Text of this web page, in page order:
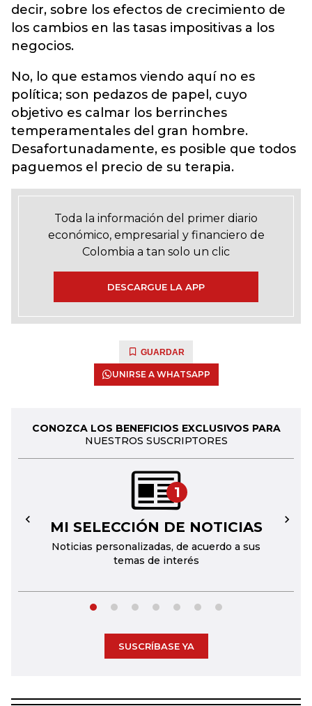
decir, sobre los efectos de crecimiento de
los cambios en las tasas impositivas a los
negocios.
No, lo que estamos viendo aquí no es
política; son pedazos de papel, cuyo
objetivo es calmar los berrinches
temperamentales del gran hombre.
Desafortunadamente, es posible que todos
paguemos el precio de su terapia.
Toda la información del primer diario
económico, empresarial y financiero de
Colombia a tan solo un clic
DESCARGUE LA APP
GUARDAR
UNIRSE A WHATSAPP
CONOZCA LOS BENEFICIOS EXCLUSIVOS PARA
NUESTROS SUSCRIPTORES
1
MI SELECCIÓN DE NOTICIAS
Noticias personalizadas, de acuerdo a sus
temas de interés
← →
SUSCRÍBASE YA